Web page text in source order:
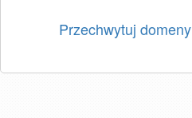
Przechwytuj domeny